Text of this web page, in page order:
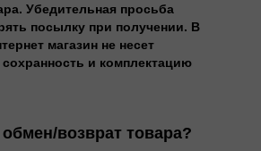
Убедительная просьба
посылку при получении. В
магазин не несет
сохранность и комплектацию
возврат товара?